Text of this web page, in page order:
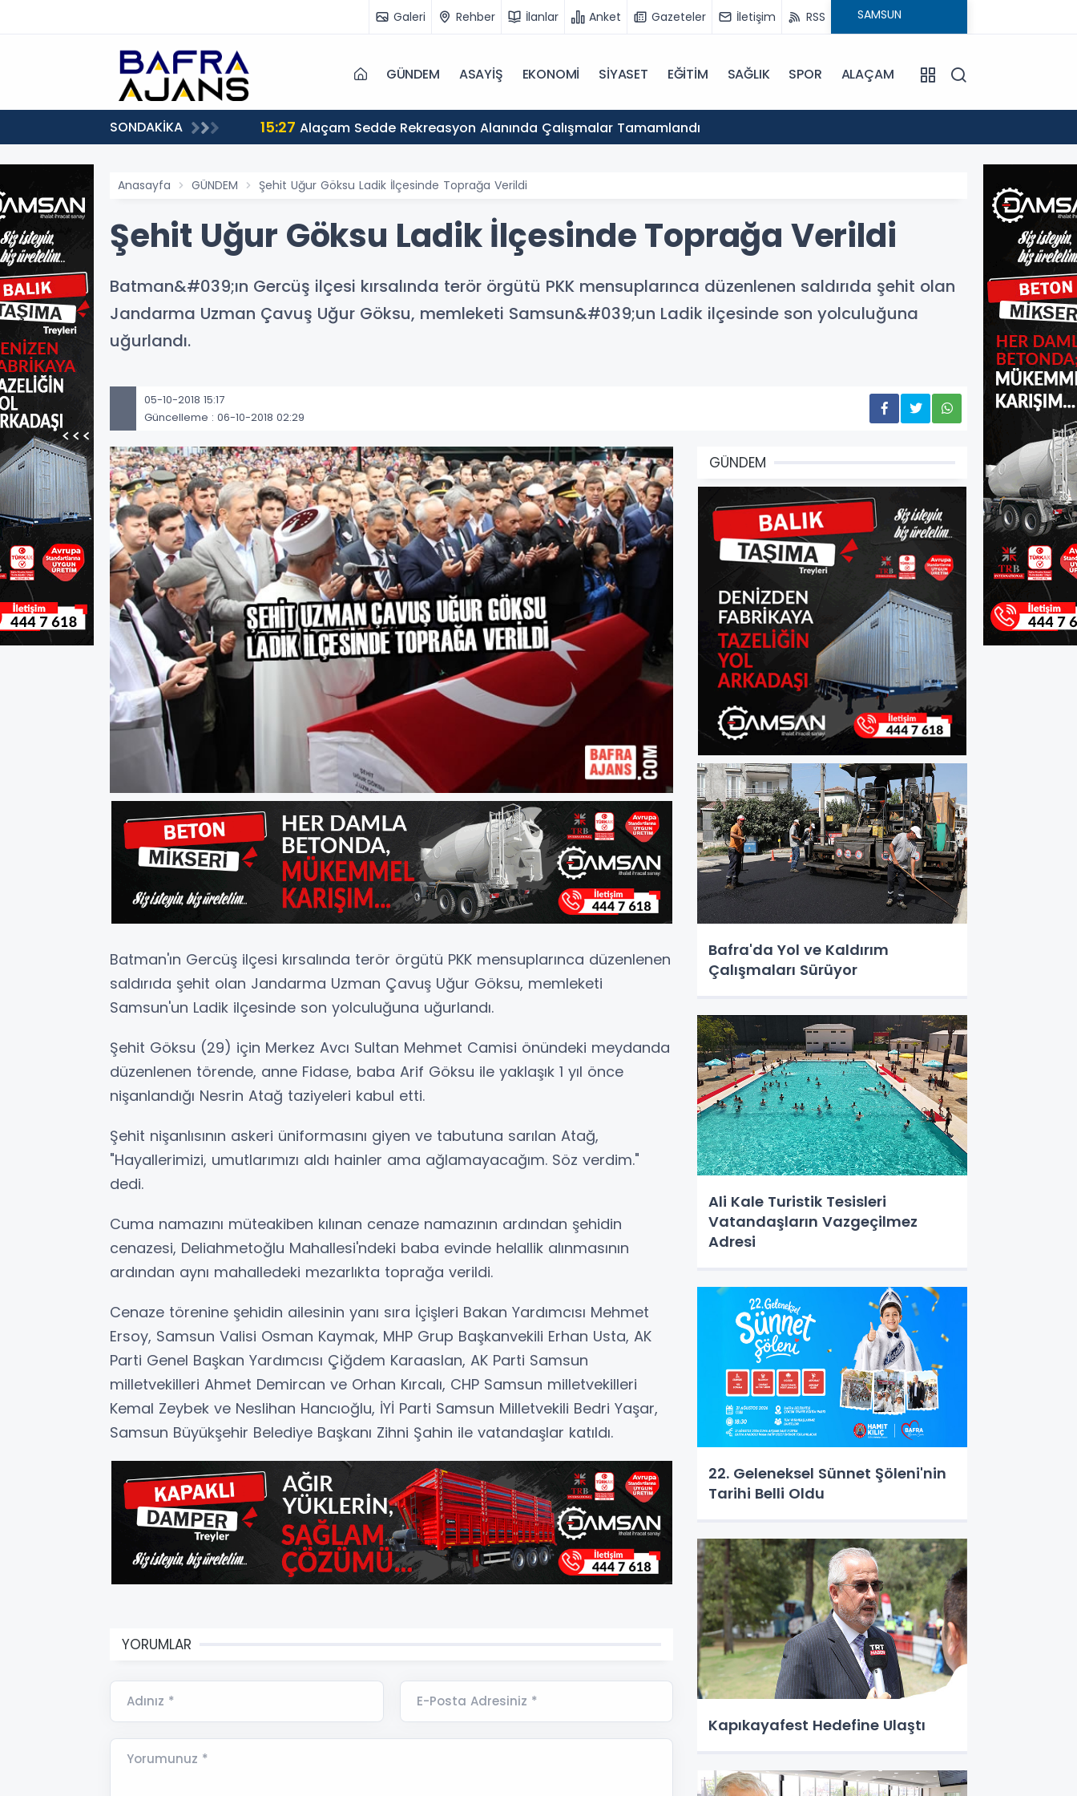
Galeri Rehber İlanlar Anket Gazeteler İletişim RSS
GÜNDEM ASAYİŞ EKONOMİ SİYASET EĞİTİM SAĞLIK SPOR ALAÇAM
SONDAKİKA 15:27 Alaçam Sedde Rekreasyon Alanında Çalışmalar Tamamlandı
Anasayfa GÜNDEM Şehit Uğur Göksu Ladik İlçesinde Toprağa Verildi
Şehit Uğur Göksu Ladik İlçesinde Toprağa Verildi
Batman&#039;ın Gercüş ilçesi kırsalında terör örgütü PKK mensuplarınca düzenlenen saldırıda şehit olan
Jandarma Uzman Çavuş Uğur Göksu, memleketi Samsun&#039;un Ladik ilçesinde son yolculuğuna
uğurlandı.
05-10-2018 15:17
Güncelleme : 06-10-2018 02:29
Batman'ın Gercüş ilçesi kırsalında terör örgütü PKK mensuplarınca düzenlenen
saldırıda şehit olan Jandarma Uzman Çavuş Uğur Göksu, memleketi
Samsun'un Ladik ilçesinde son yolculuğuna uğurlandı.
Şehit Göksu (29) için Merkez Avcı Sultan Mehmet Camisi önündeki meydanda
düzenlenen törende, anne Fidase, baba Arif Göksu ile yaklaşık 1 yıl önce
nişanlandığı Nesrin Atağ taziyeleri kabul etti.
Şehit nişanlısının askeri üniformasını giyen ve tabutuna sarılan Atağ,
"Hayallerimizi, umutlarımızı aldı hainler ama ağlamayacağım. Söz verdim."
dedi.
Cuma namazını müteakiben kılınan cenaze namazının ardından şehidin
cenazesi, Deliahmetoğlu Mahallesi'ndeki baba evinde helallik alınmasının
ardından aynı mahalledeki mezarlıkta toprağa verildi.
Cenaze törenine şehidin ailesinin yanı sıra İçişleri Bakan Yardımcısı Mehmet
Ersoy, Samsun Valisi Osman Kaymak, MHP Grup Başkanvekili Erhan Usta, AK
Parti Genel Başkan Yardımcısı Çiğdem Karaaslan, AK Parti Samsun
milletvekilleri Ahmet Demircan ve Orhan Kırcalı, CHP Samsun milletvekilleri
Kemal Zeybek ve Neslihan Hancıoğlu, İYİ Parti Samsun Milletvekili Bedri Yaşar,
Samsun Büyükşehir Belediye Başkanı Zihni Şahin ile vatandaşlar katıldı.
YORUMLAR
Adınız * E-Posta Adresiniz *
Yorumunuz *
GÜNDEM
Bafra'da Yol ve Kaldırım
Çalışmaları Sürüyor
Ali Kale Turistik Tesisleri
Vatandaşların Vazgeçilmez
Adresi
22. Geleneksel Sünnet Şöleni'nin
Tarihi Belli Oldu
Kapıkayafest Hedefine Ulaştı